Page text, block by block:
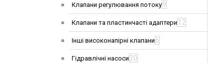
Клапани регулювання потоку9
Клапани та пластинчасті адаптери 12
Інші високонапірні клапани 6
Гідравлічні насоси 20